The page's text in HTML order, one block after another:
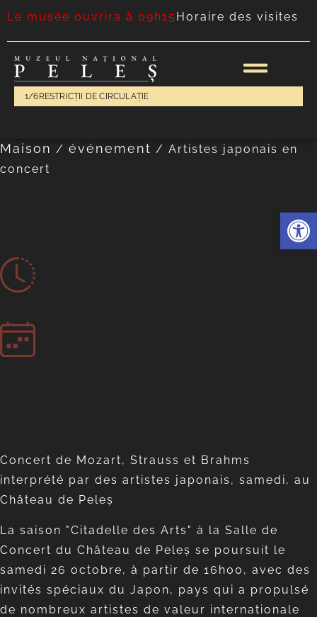
Ouvrir
Le musée ouvrira à 09h15 Horaire des visites
1/6 RESTRICȚII DE CIRCULAȚIE
Maison / événement / Artistes japonais en
concert
Artistes japonais en concert
Artistes japonais en concert
Concert de Mozart, Strauss et Brahms
interprété par des artistes japonais, samedi, au
Château de Peleș
La saison "Citadelle des Arts" à la Salle de
Concert du Château de Peleș se poursuit le
samedi 26 octobre, à partir de 16h00, avec des
invités spéciaux du Japon, pays qui a propulsé
de nombreux artistes de valeur internationale